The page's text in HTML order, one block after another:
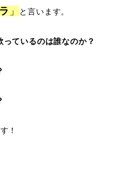
」 と言います。
っているのは誰なのか？
！